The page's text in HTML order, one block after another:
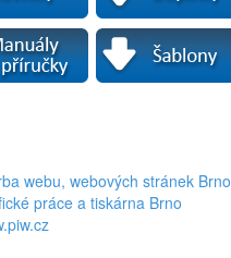
webu, webových stránek Brno
práce a tiskárna Brno